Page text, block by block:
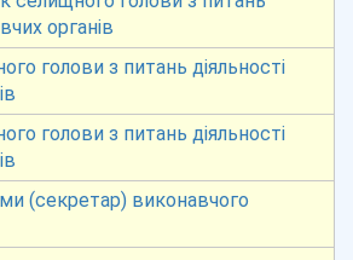
органів
голови з питань діяльності
голови з питань діяльності
(секретар) виконавчого